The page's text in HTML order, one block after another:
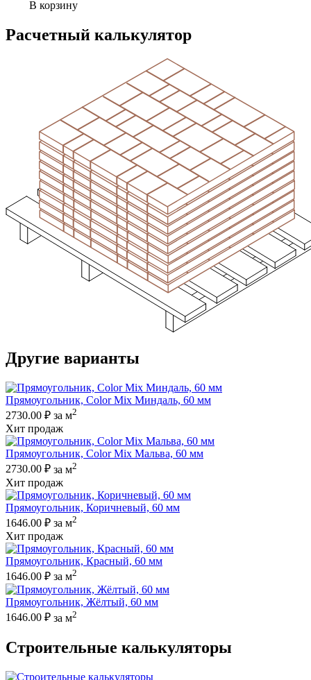
В корзину
Расчетный калькулятор
Другие варианты
Прямоугольник, Color Mix Миндаль, 60 мм
2730.00 ₽ за м2
Хит продаж
Прямоугольник, Color Mix Мальва, 60 мм
2730.00 ₽ за м2
Хит продаж
Прямоугольник, Коричневый, 60 мм
1646.00 ₽ за м2
Хит продаж
Прямоугольник, Красный, 60 мм
1646.00 ₽ за м2
Прямоугольник, Жёлтый, 60 мм
1646.00 ₽ за м2
Строительные калькуляторы